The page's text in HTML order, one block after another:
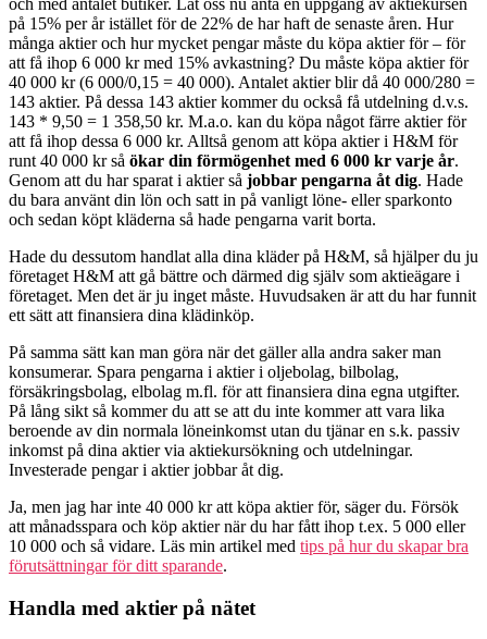
och med antalet butiker. Låt oss nu anta en uppgång av aktiekursen
på 15% per år istället för de 22% de har haft de senaste åren. Hur
många aktier och hur mycket pengar måste du köpa aktier för – för
att få ihop 6 000 kr med 15% avkastning? Du måste köpa aktier för
40 000 kr (6 000/0,15 = 40 000). Antalet aktier blir då 40 000/280 =
143 aktier. På dessa 143 aktier kommer du också få utdelning d.v.s.
143 * 9,50 = 1 358,50 kr. M.a.o. kan du köpa något färre aktier för
att få ihop dessa 6 000 kr. Alltså genom att köpa aktier i H&M för
runt 40 000 kr så ökar din förmögenhet med 6 000 kr varje år.
Genom att du har sparat i aktier så jobbar pengarna åt dig. Hade
du bara använt din lön och satt in på vanligt löne- eller sparkonto
och sedan köpt kläderna så hade pengarna varit borta.
Hade du dessutom handlat alla dina kläder på H&M, så hjälper du ju
företaget H&M att gå bättre och därmed dig själv som aktieägare i
företaget. Men det är ju inget måste. Huvudsaken är att du har funnit
ett sätt att finansiera dina klädinköp.
På samma sätt kan man göra när det gäller alla andra saker man
konsumerar. Spara pengarna i aktier i oljebolag, bilbolag,
försäkringsbolag, elbolag m.fl. för att finansiera dina egna utgifter.
På lång sikt så kommer du att se att du inte kommer att vara lika
beroende av din normala löneinkomst utan du tjänar en s.k. passiv
inkomst på dina aktier via aktiekursökning och utdelningar.
Investerade pengar i aktier jobbar åt dig.
Ja, men jag har inte 40 000 kr att köpa aktier för, säger du. Försök
att månadsspara och köp aktier när du har fått ihop t.ex. 5 000 eller
10 000 och så vidare. Läs min artikel med tips på hur du skapar bra
förutsättningar för ditt sparande.
Handla med aktier på nätet